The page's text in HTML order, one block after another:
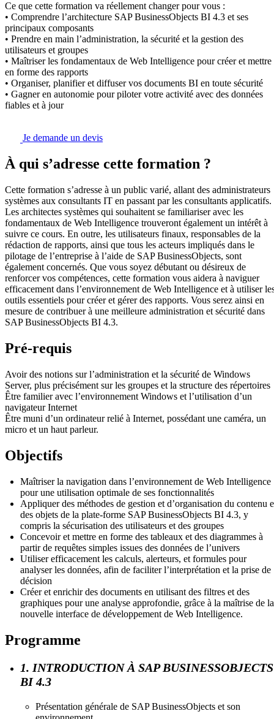
Ce que cette formation va réellement changer pour vous :
• Comprendre l’architecture SAP BusinessObjects BI 4.3 et ses
principaux composants
• Prendre en main l’administration, la sécurité et la gestion des
utilisateurs et groupes
• Maîtriser les fondamentaux de Web Intelligence pour créer et mettre
en forme des rapports
• Organiser, planifier et diffuser vos documents BI en toute sécurité
• Gagner en autonomie pour piloter votre activité avec des données
fiables et à jour
Je demande un devis
À qui s’adresse cette formation ?
Cette formation s’adresse à un public varié, allant des administrateurs
systèmes aux consultants IT en passant par les consultants applicatifs.
Les architectes systèmes qui souhaitent se familiariser avec les
fondamentaux de Web Intelligence trouveront également un intérêt à
suivre ce cours. En outre, les utilisateurs finaux, responsables de la
rédaction de rapports, ainsi que tous les acteurs impliqués dans le
pilotage de l’entreprise à l’aide de SAP BusinessObjects, sont
également concernés. Que vous soyez débutant ou désireux de
renforcer vos compétences, cette formation vous aidera à naviguer
efficacement dans l’environnement de Web Intelligence et à utiliser
outils essentiels pour créer et gérer des rapports. Vous serez ainsi en
mesure de contribuer à une meilleure administration et sécurité dans
SAP BusinessObjects BI 4.3.
Pré-requis
Avoir des notions sur l’administration et la sécurité de Windows
Server, plus précisément sur les groupes et la structure des répertoires
Être familier avec l’environnement Windows et l’utilisation d’un
navigateur Internet
Être muni d’un ordinateur relié à Internet, possédant une caméra, un
micro et un haut parleur.
Objectifs
Maîtriser la navigation dans l’environnement de Web Intelligence
pour une utilisation optimale de ses fonctionnalités
Appliquer des méthodes de gestion et d’organisation du contenu
des objets de la plate-forme SAP BusinessObjects BI 4.3, y
compris la sécurisation des utilisateurs et des groupes
Concevoir et mettre en forme des tableaux et des diagrammes à
partir de requêtes simples issues des données de l’univers
Utiliser efficacement les calculs, alerteurs, et formules pour
analyser les données, afin de faciliter l’interprétation et la prise de
décision
Créer et enrichir des documents en utilisant des filtres et des
graphiques pour une analyse approfondie, grâce à la maîtrise de la
nouvelle interface de développement de Web Intelligence.
Programme
1. INTRODUCTION À SAP BUSINESSOBJECTS
BI 4.3
Présentation générale de SAP BusinessObjects et son